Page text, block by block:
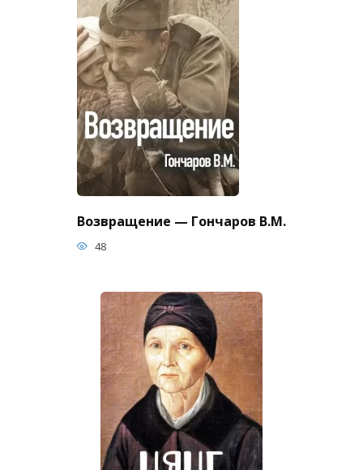
Возвращение — Гончаров В.М.
48